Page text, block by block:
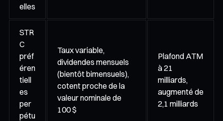
elles
STR
C
préf
éren
tiell
es
per
pétu
Taux variable,
dividendes mensuels
(bientôt bimensuels),
cotent proche de la
valeur nominale de
100 $
Plafond ATM
à 21
milliards,
augmenté de
2,1 milliards